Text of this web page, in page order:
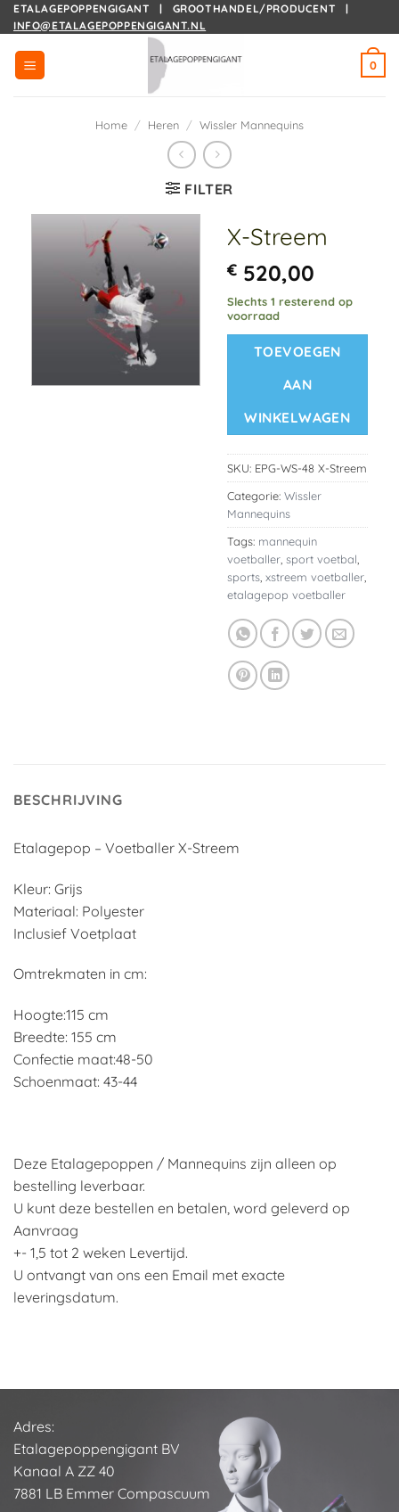
Ga
naar
inhoud
ETALAGEPOPPENGIGANT | GROOTHANDEL/PRODUCENT |
INFO@ETALAGEPOPPENGIGANT.NL
0
Home / Heren / Wissler Mannequins
FILTER
X-Streem
€520,00
Slechts 1 resterend op
voorraad
TOEVOEGEN
AAN
WINKELWAGEN
SKU: EPG-WS-48 X-Streem
Categorie: Wissler
Mannequins
Tags: mannequin
voetballer, sport voetbal
sports, xstreem voetballer,
etalagepop voetballer
BESCHRIJVING
Etalagepop – Voetballer X-Streem
Kleur: Grijs
Materiaal: Polyester
Inclusief Voetplaat
Omtrekmaten in cm:
Hoogte:115 cm
Breedte: 155 cm
Confectie maat:48-50
Schoenmaat: 43-44
Deze Etalagepoppen / Mannequins zijn alleen op
bestelling leverbaar.
U kunt deze bestellen en betalen, word geleverd op
Aanvraag
+- 1,5 tot 2 weken Levertijd.
U ontvangt van ons een Email met exacte
leveringsdatum.
Adres:
Etalagepoppengigant BV
Kanaal A ZZ 40
7881 LB Emmer Compascuum